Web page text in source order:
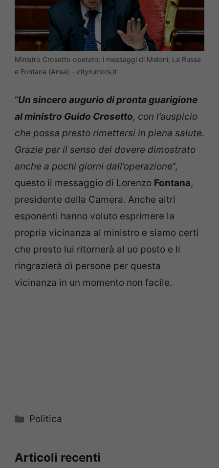
Ministro Crosetto operato: i messaggi di Meloni, La Russa
e Fontana (Ansa) – cityrumors.it
“Un sincero augurio di pronta guarigione
al ministro Guido Crosetto, con l’auspicio
che possa presto rimettersi in piena salute.
Grazie per il senso del dovere dimostrato
anche a pochi giorni dall’operazione”,
questo il messaggio di Lorenzo Fontana,
presidente della Camera. Anche altri
esponenti hanno voluto esprimere la
propria vicinanza al ministro e siamo certi
che presto lui ritornerà al uo posto e li
ringrazierà di persone per questa
vicinanza in un momento non facile.
Categorie
Politica
Articoli recenti